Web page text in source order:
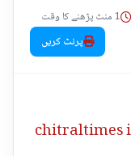
1 منٹ پڑھنے کا وقت
پرنٹ کریں